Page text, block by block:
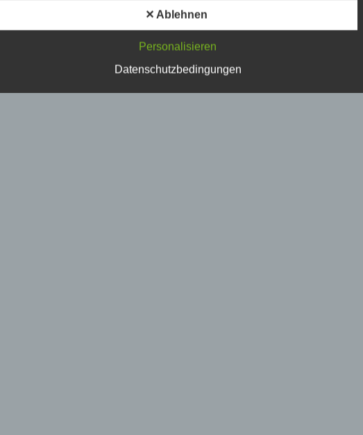
Verarbeitung ist jeder mit oder ohne Hilfe automatisierter Verfahren
✕ Ablehnen
Personalisieren
Datenschutzbedingungen